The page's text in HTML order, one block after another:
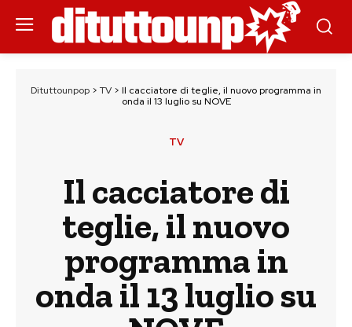
Dituttounpop > TV > Il cacciatore di teglie, il nuovo programma in
onda il 13 luglio su NOVE
TV
Il cacciatore di
teglie, il nuovo
programma in
onda il 13 luglio su